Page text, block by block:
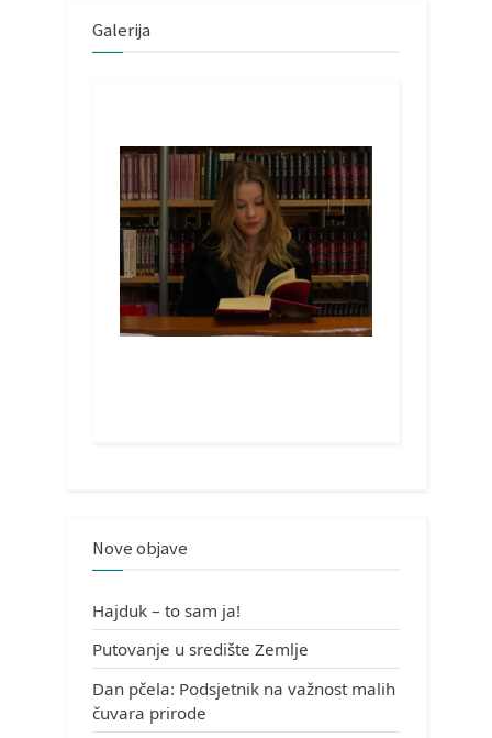
Galerija
Nove objave
Hajduk – to sam ja!
Putovanje u središte Zemlje
Dan pčela: Podsjetnik na važnost malih
čuvara prirode